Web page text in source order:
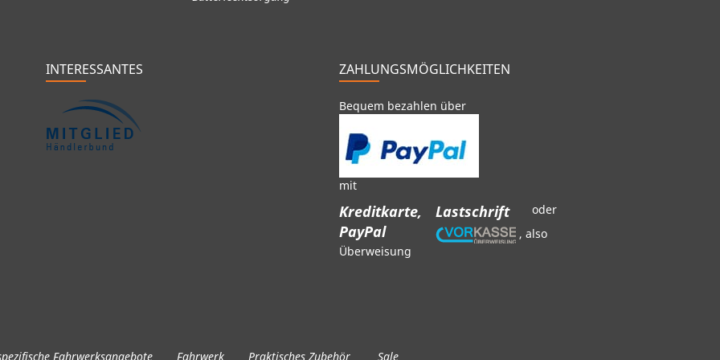
INTERESSANTES ZAHLUNGSMÖGLICHKEITEN
Bequem bezahlen über
mit
Kreditkarte,
Lastschrift
PayPal
oder
, also
Überweisung
Fahrwerksangebote Fahrwerk Praktisches Zubehör Sale